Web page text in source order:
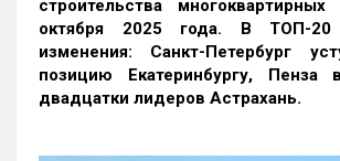
строительства
октября 2025 года. В ТОП-20
изменения: Санкт-Петербург
позицию Екатеринбургу, Пенза
двадцатки лидеров Астрахань.